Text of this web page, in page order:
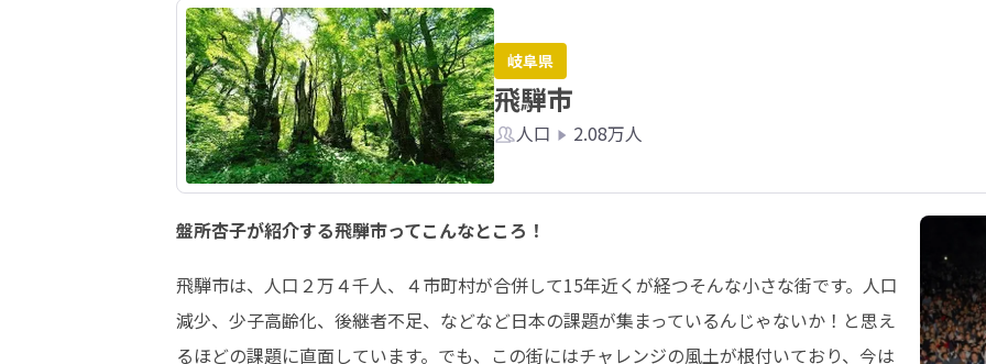
岐阜県
飛騨市
人口 2.08万人
盤所杏子が紹介する飛騨市ってこんなところ！
飛騨市は、人口２万４千人、４市町村が合併して15年近くが経つそんな小さな街です。人口
減少、少子高齢化、後継者不足、などなど日本の課題が集まっているんじゃないか！と思え
るほどの課題に直面しています。でも、この街にはチャレンジの風土が根付いており、今は